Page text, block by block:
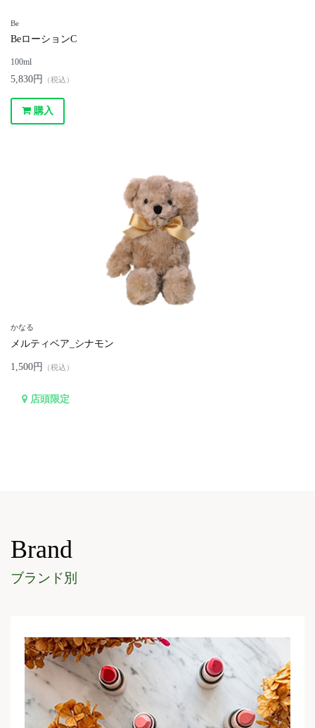
Be
BeローションC
100ml
5,830円 （税込）
購入
かなる
メルティベア_シナモン
1,500円 （税込）
店頭限定
Brand
ブランド別